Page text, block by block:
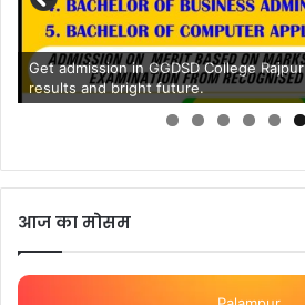
Get admission in GGDSD College
results and bright future.
आज का मोसम